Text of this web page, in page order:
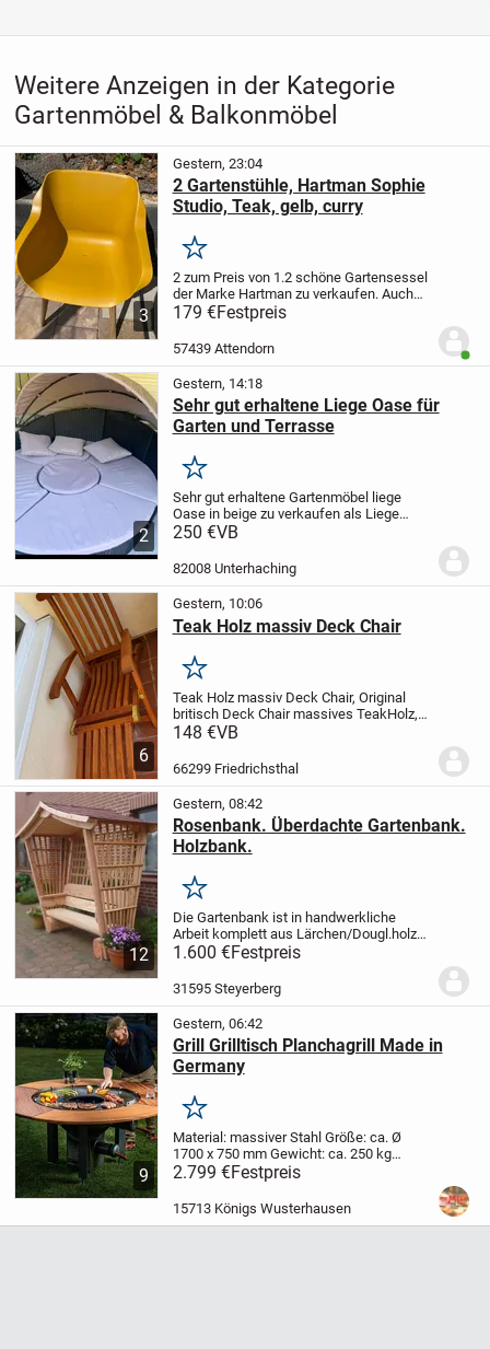
Weitere Anzeigen in der Kategorie
Gartenmöbel & Balkonmöbel
3
Gestern, 23:04
2 Gartenstühle, Hartman Sophie
Studio, Teak, gelb, curry
Merken
2 zum Preis von 1.2 schöne Gartensessel
der Marke Hartman zu verkaufen.Auch
einzeln abzugeben. Insgesamt sind 4
Stück vorhanden.
Rechnung vorhanden.
179 €Festpreis
57439 Attendorn
2
Gestern, 14:18
Sehr gut erhaltene Liege Oase für
Garten und Terrasse
Merken
Sehr gut erhaltene Gartenmöbel liege
Oase in beige zu verkaufen als Liege
Fläche nutzbar oder Sitz Gruppe ingesamt
250 €VB
82008 Unterhaching
6
Gestern, 10:06
Teak Holz massiv Deck Chair
Merken
Teak Holz massiv Deck Chair, Original
britisch Deck Chair massives TeakHolz,
mit Messingguss Beschlägen, Neigung
und klappbar, durch das Gewicht nur
abholbar!...
148 €VB
66299 Friedrichsthal
12
Gestern, 08:42
Rosenbank. Überdachte Gartenbank.
Holzbank.
Merken
Die Gartenbank ist in handwerkliche
Arbeit komplett aus Lärchen/Dougl.holz
gefertigt.Maße:Lang. ca. 2.10m x Breit.
ca. 0.80m x Hoch. ca. 2.30m
0.45m x Sitztiefe. 0.45m.
1.600 €Festpreis
31595 Steyerberg
9
Gestern, 06:42
Grill Grilltisch Planchagrill Made in
Germany
Merken
Material: massiver Stahl Größe: ca. Ø
1700 x 750 mmGewicht: ca. 250 kg
Materialstärke Plancha: 10 mm
Der Aufsatz für die Plancha ist
optional erhältlich.Grillen mit mehr...
2.799 €Festpreis
15713 Königs Wusterhausen